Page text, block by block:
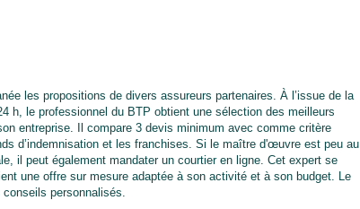
les propositions de divers assureurs partenaires. À l’issue de la
h, le professionnel du BTP obtient une sélection des meilleurs
entreprise. Il compare 3 devis minimum avec comme critère
d’indemnisation et les franchises. Si le maître d'œuvre est peu au
il peut également mandater un courtier en ligne. Cet expert se
une offre sur mesure adaptée à son activité et à son budget. Le
personnalisés.